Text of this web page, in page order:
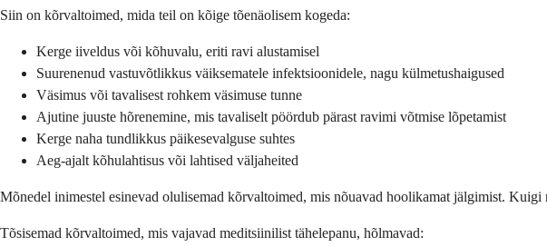
Siin on kõrvaltoimed, mida teil on kõige tõenäolisem kogeda:
Kerge iiveldus või kõhuvalu, eriti ravi alustamisel
Suurenenud vastuvõtlikkus väiksematele infektsioonidele, nagu külmetushaigused
Väsimus või tavalisest rohkem väsimuse tunne
Ajutine juuste hõrenemine, mis tavaliselt pöördub pärast ravimi võtmise lõpetamist
Kerge naha tundlikkus päikesevalguse suhtes
Aeg-ajalt kõhulahtisus või lahtised väljaheited
Mõnedel inimestel esinevad olulisemad kõrvaltoimed, mis nõuavad hoolikamat jälgimist.
Tõsisemad kõrvaltoimed, mis vajavad meditsiinilist tähelepanu, hõlmavad: